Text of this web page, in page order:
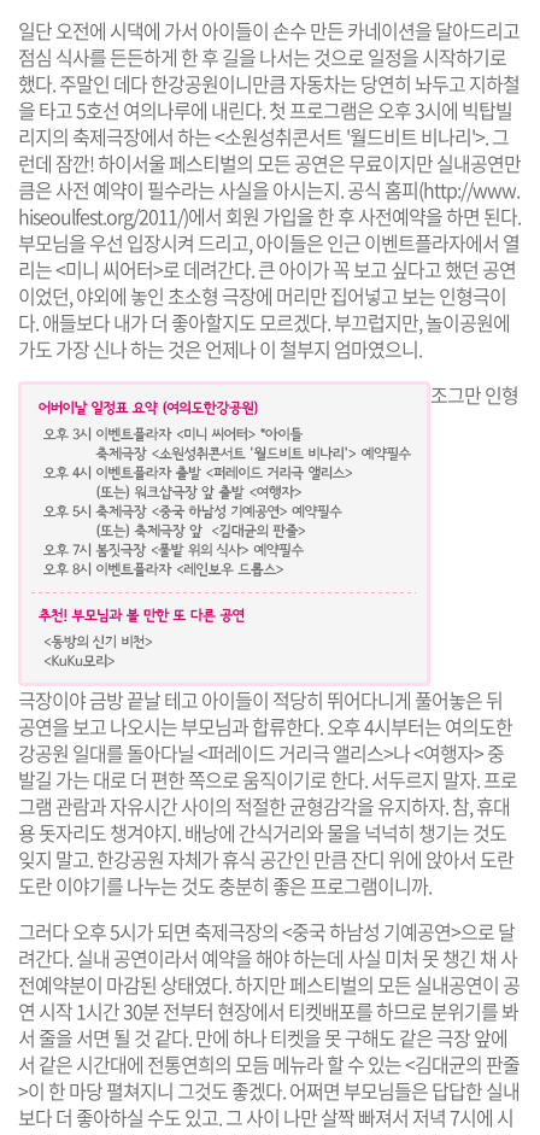
일단 오전에 시댁에 가서 아이들이 손수 만든 카네이션을 달아드리고
점심 식사를 든든하게 한 후 길을 나서는 것으로 일정을 시작하기로
했다. 주말인 데다 한강공원이니만큼 자동차는 당연히 놔두고 지하철
을 타고 5호선 여의나루에 내린다. 첫 프로그램은 오후 3시에 빅탑빌
리지의 축제극장에서 하는<소원성취콘서트 '월드비트 비나리'>. 그
런데 잠깐! 하이서울 페스티벌의 모든 공연은 무료이지만 실내공연만
큼은 사전 예약이 필수라는 사실을 아시는지. 공식 홈피(http://www.
hiseoulfest.org/2011/)에서 회원 가입을 한 후 사전예약을 하면 된다.
부모님을 우선 입장시켜 드리고, 아이들은 인근 이벤트플라자에서 열
리는<미니 씨어터>로 데려간다. 큰 아이가 꼭 보고 싶다고 했던 공연
이었던, 야외에 놓인 초소형 극장에 머리만 집어넣고 보는 인형극이
다. 애들보다 내가 더 좋아할지도 모르겠다. 부끄럽지만, 놀이공원에
가도 가장 신나 하는 것은 언제나 이 철부지 엄마였으니.
조그만 인형
극장이야 금방 끝날 테고 아이들이 적당히 뛰어다니게 풀어놓은 뒤
공연을 보고 나오시는 부모님과 합류한다. 오후 4시부터는 여의도한
강공원 일대를 돌아다닐<퍼레이드 거리극 앨리스>나<여행자>중
발길 가는 대로 더 편한 쪽으로 움직이기로 한다. 서두르지 말자. 프로
그램 관람과 자유시간 사이의 적절한 균형감각을 유지하자. 참, 휴대
용 돗자리도 챙겨야지. 배낭에 간식거리와 물을 넉넉히 챙기는 것도
잊지 말고. 한강공원 자체가 휴식 공간인 만큼 잔디 위에 앉아서 도란
도란 이야기를 나누는 것도 충분히 좋은 프로그램이니까.
그러다 오후 5시가 되면 축제극장의<중국 하남성 기예공연>으로 달
려간다. 실내 공연이라서 예약을 해야 하는데 사실 미처 못 챙긴 채 사
전예약분이 마감된 상태였다. 하지만 페스티벌의 모든 실내공연이 공
연 시작 1시간 30분 전부터 현장에서 티켓배포를 하므로 분위기를 봐
서 줄을 서면 될 것 같다. 만에 하나 티켓을 못 구해도 같은 극장 앞에
서 같은 시간대에 전통연희의 모듬 메뉴라 할 수 있는<김대균의 판줄
>이 한 마당 펼쳐지니 그것도 좋겠다. 어쩌면 부모님들은 답답한 실내
보다 더 좋아하실 수도 있고. 그 사이 나만 살짝 빠져서 저녁 7시에 시